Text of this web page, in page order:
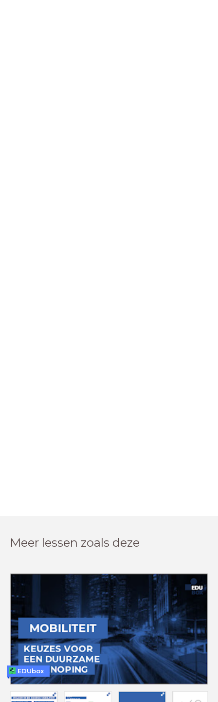
Meer lessen zoals deze
EDUbox